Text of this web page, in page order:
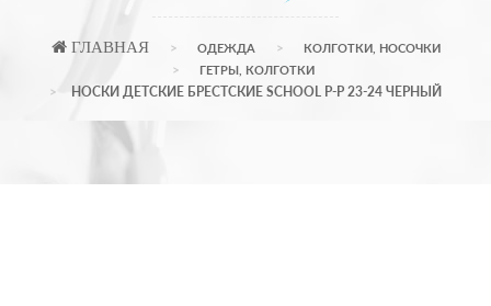
ГЛАВНАЯ ОДЕЖДА
КОЛГОТКИ, НОСОЧКИ
ГЕТРЫ, КОЛГОТКИ
НОСКИ ДЕТСКИЕ БРЕСТСКИЕ SCHOOL Р-Р 23-24 ЧЕРНЫЙ